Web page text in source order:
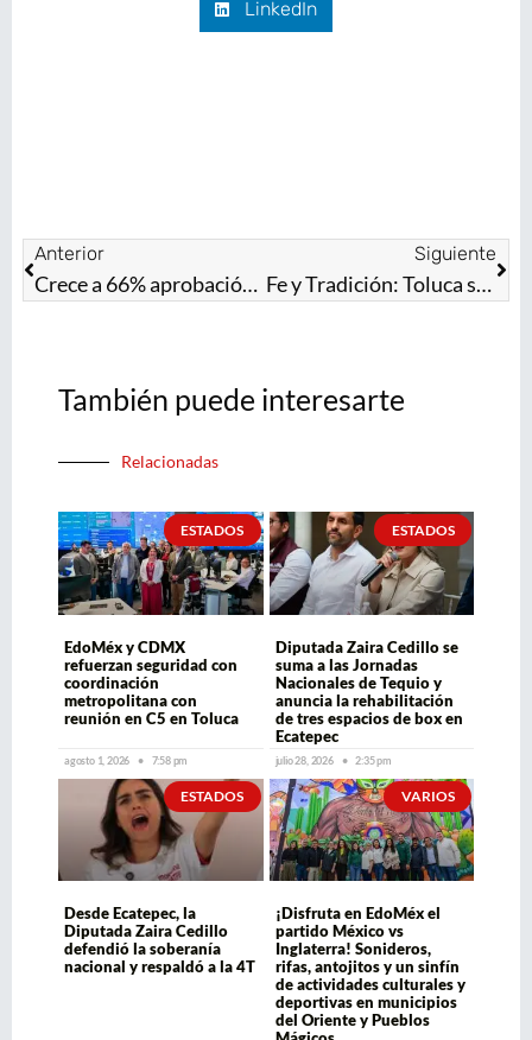
LinkedIn
Anterior
Crece a 66% aprobación a gestión de Delfina Gómez como Gobernadora del Estado de México
Siguiente
Fe y Tradición: Toluca se vuelca a las calles en la 88ª Peregrinación al Tepeyac
También puede interesarte
Relacionadas
ESTADOS
EdoMéx y CDMX
refuerzan seguridad con
coordinación
metropolitana con
reunión en C5 en Toluca
agosto 1, 2026 7:58 pm
ESTADOS
Diputada Zaira Cedillo se
suma a las Jornadas
Nacionales de Tequio y
anuncia la rehabilitación
de tres espacios de box en
Ecatepec
julio 28, 2026 2:35 pm
ESTADOS
Desde Ecatepec, la
Diputada Zaira Cedillo
defendió la soberanía
nacional y respaldó a la 4T
VARIOS
¡Disfruta en EdoMéx el
partido México vs
Inglaterra! Sonideros,
rifas, antojitos y un sinfín
de actividades culturales y
deportivas en municipios
del Oriente y Pueblos